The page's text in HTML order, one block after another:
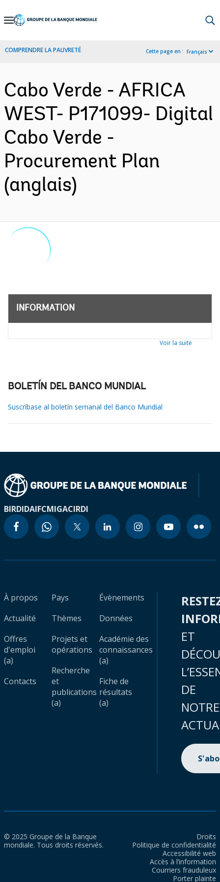
Skip
Navigation
COMPRENDRE LA PAUVRETÉ Cette page en : Français
Cabo Verde - AFRICA
WEST- P171099- Digital
Cabo Verde -
Procurement Plan
(anglais)
INFORMATION
Voir la suite
BOLETÍN DEL BANCO MUNDIAL
Suscríbase al boletín semanal del Banco Mundial
BIRDIDAIFCMIGACIRDI
À propos
Actualité
Offres
d'emploi
(a)
Contacts
Pays
Thèmes
Projets et
opérations
Recherche
et
publications
(a)
Évènements
Données
Académie des
connaissances
(a)
Fiche de
résultats
(a)
ET
DE
NOTRE
© 2025 Groupe de la Banque
mondiale. Tous droits réservés.
Droits
Politique de confidentialité
Accessibilité web
Accès à l’information
Courriers frauduleux
Porter plainte